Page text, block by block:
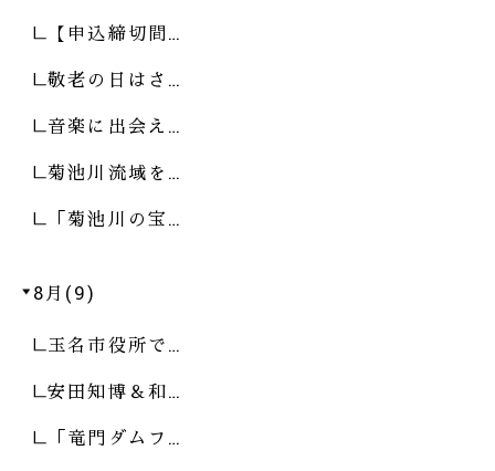
【申込締切間…
敬老の日はさ…
音楽に出会え…
菊池川流域を…
「菊池川の宝…
8月(9)
玉名市役所で…
安田知博＆和…
「竜門ダムフ…